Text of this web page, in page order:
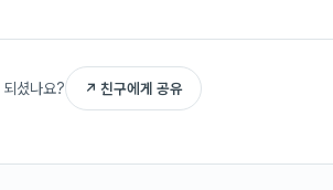
셨나요? ↗ 친구에게 공유